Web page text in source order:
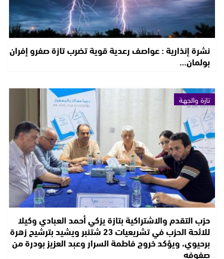
نشرة إنذارية : عواصف رعدية قوية تضرب تازة صفرو إفران
بولمان…
تازة والجهة
حزب التقدم والاشتراكية بتازة يزكي أحمد العبادي وكيلا
للائحة الحزب في تشريعيات 23 شتنبر ويشيد بترشيح زهرة
برحيوي، ويؤكد خروج فاطمة السرار وعبد العزيز بودرة من
صفوفه